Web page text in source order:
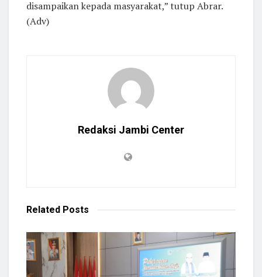
disampaikan kepada masyarakat,” tutup Abrar.
(Adv)
Redaksi Jambi Center
Related Posts